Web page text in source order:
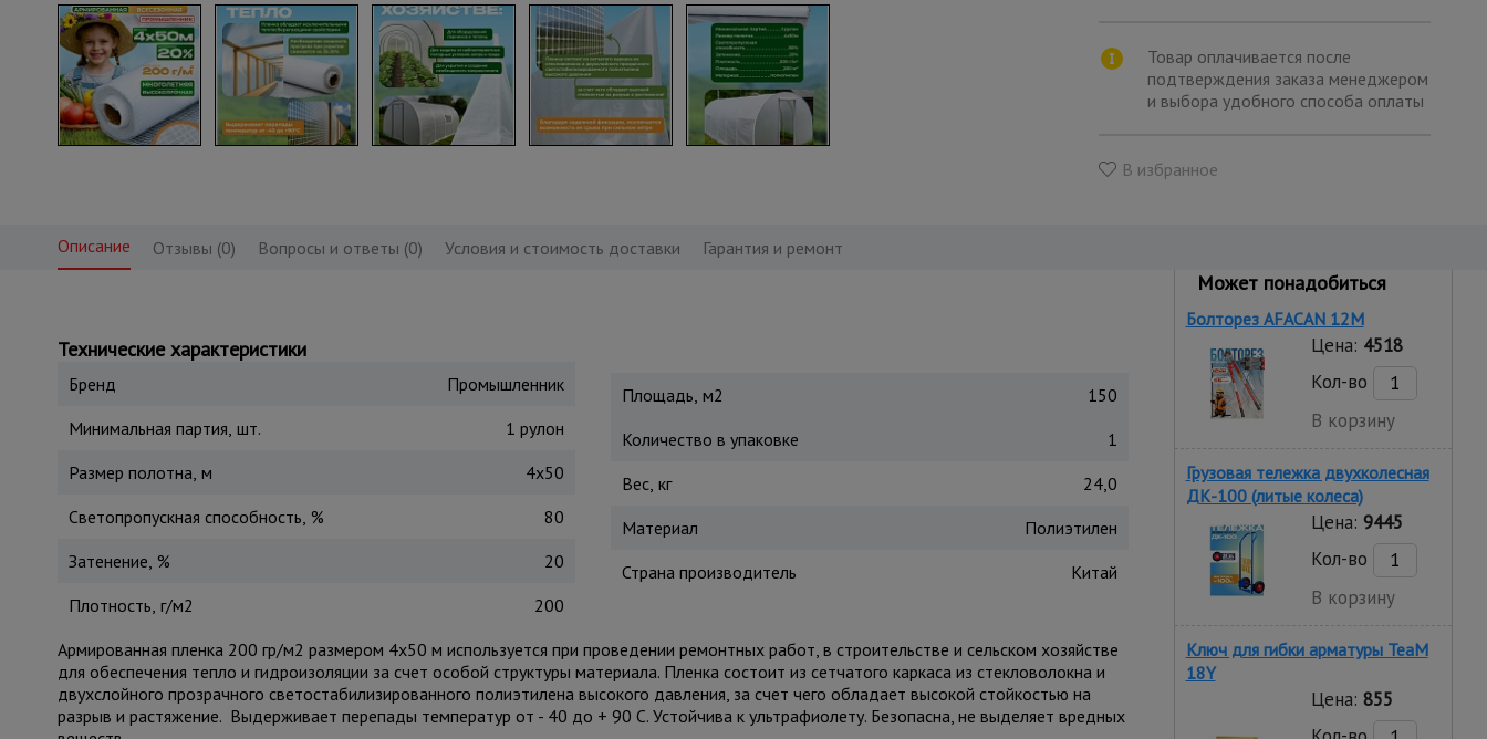
Товар оплачивается после
подтверждения заказа менеджером
и выбора удобного способа оплаты
В избранное
Описание Отзывы (0) Вопросы и ответы (0) Условия и стоимость доставки Гарантия и ремонт
Технические характеристики
Бренд
Промышленник
Минимальная партия, шт.
1 рулон
Размер полотна, м
4х50
Светопропускная способность, %
80
Затенение, %
20
Плотность, г/м2
200
Площадь, м2
150
Количество в упаковке
1
Вес, кг
24,0
Материал
Полиэтилен
Страна производитель
Китай
Армированная пленка 200 гр/м2 размером 4х50 м используется при проведении ремонтных работ, в строительстве и сельском хозяйстве
для обеспечения тепло и гидроизоляции за счет особой структуры материала. Пленка состоит из сетчатого каркаса из стекловолокна и
двухслойного прозрачного светостабилизированного полиэтилена высокого давления, за счет чего обладает высокой стойкостью на
разрыв и растяжение. Выдерживает перепады температур от - 40 до + 90 С. Устойчива к ультрафиолету. Безопасна, не выделяет вредных
Может понадобиться
Болторез AFACAN 12M
Цена: 4518
Кол-во
В корзину
Грузовая тележка двухколесная
ДК-100 (литые колеса)
Цена: 9445
Кол-во
В корзину
Ключ для гибки арматуры TeaM
18Y
Цена: 855